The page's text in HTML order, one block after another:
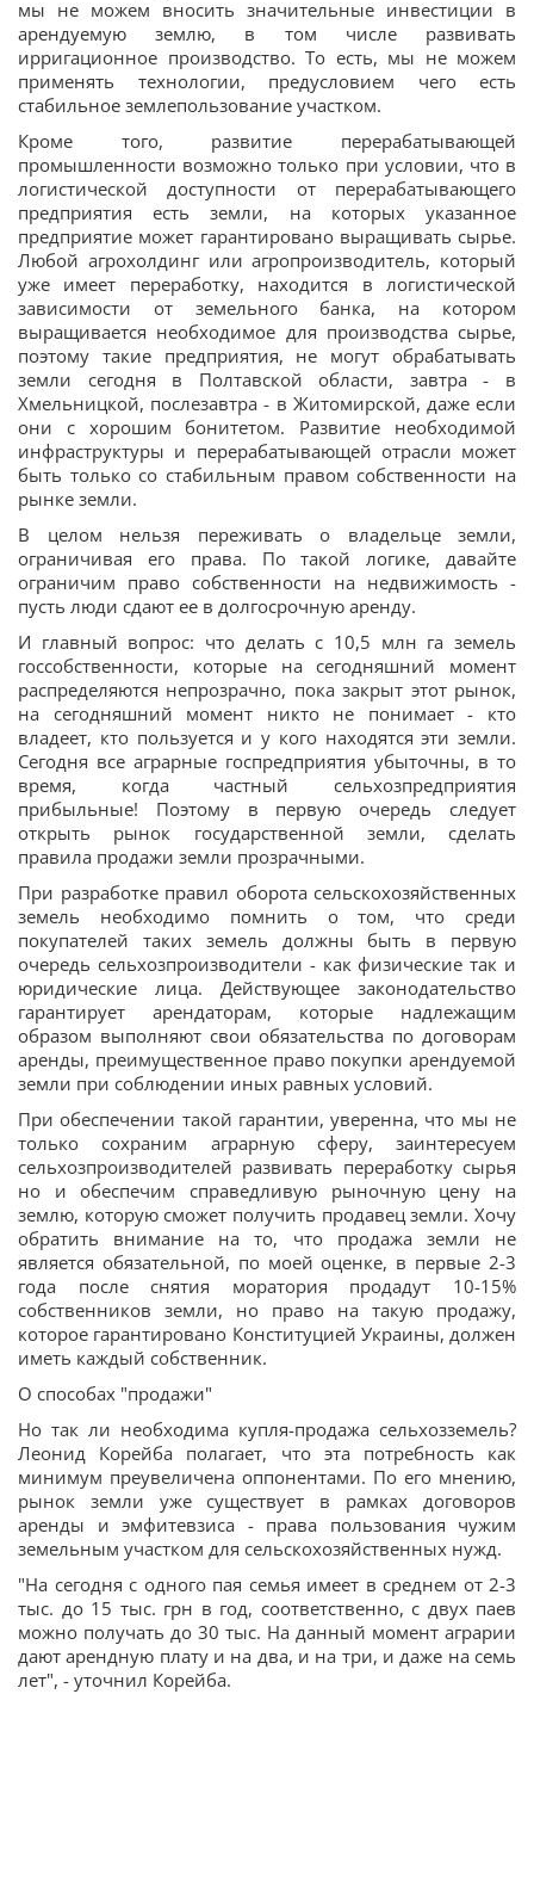
мы не можем вносить значительные инвестиции в
арендуемую землю, в том числе развивать
ирригационное производство. То есть, мы не можем
применять технологии, предусловием чего есть
стабильное землепользование участком.
Кроме того, развитие перерабатывающей
промышленности возможно только при условии, что в
логистической доступности от перерабатывающего
предприятия есть земли, на которых указанное
предприятие может гарантировано выращивать сырье.
Любой агрохолдинг или агропроизводитель, который
уже имеет переработку, находится в логистической
зависимости от земельного банка, на котором
выращивается необходимое для производства сырье,
поэтому такие предприятия, не могут обрабатывать
земли сегодня в Полтавской области, завтра - в
Хмельницкой, послезавтра - в Житомирской, даже если
они с хорошим бонитетом. Развитие необходимой
инфраструктуры и перерабатывающей отрасли может
быть только со стабильным правом собственности на
рынке земли.
В целом нельзя переживать о владельце земли,
ограничивая его права. По такой логике, давайте
ограничим право собственности на недвижимость -
пусть люди сдают ее в долгосрочную аренду.
И главный вопрос: что делать с 10,5 млн га земель
госсобственности, которые на сегодняшний момент
распределяются непрозрачно, пока закрыт этот рынок,
на сегодняшний момент никто не понимает - кто
владеет, кто пользуется и у кого находятся эти земли.
Сегодня все аграрные госпредприятия убыточны, в то
время, когда частный сельхозпредприятия
прибыльные! Поэтому в первую очередь следует
открыть рынок государственной земли, сделать
правила продажи земли прозрачными.
При разработке правил оборота сельскохозяйственных
земель необходимо помнить о том, что среди
покупателей таких земель должны быть в первую
очередь сельхозпроизводители - как физические так и
юридические лица. Действующее законодательство
гарантирует арендаторам, которые надлежащим
образом выполняют свои обязательства по договорам
аренды, преимущественное право покупки арендуемой
земли при соблюдении иных равных условий.
При обеспечении такой гарантии, уверенна, что мы не
только сохраним аграрную сферу, заинтересуем
сельхозпроизводителей развивать переработку сырья
но и обеспечим справедливую рыночную цену на
землю, которую сможет получить продавец земли. Хочу
обратить внимание на то, что продажа земли не
является обязательной, по моей оценке, в первые 2-3
года после снятия моратория продадут 10-15%
собственников земли, но право на такую продажу,
которое гарантировано Конституцией Украины, должен
иметь каждый собственник.
О способах "продажи"
Но так ли необходима куп­ля-продажа сельхозземель?
Леонид Корейба полагает, что эта потребность как
минимум преувеличена оппонентами. По его мнению,
рынок земли уже существует в рамках договоров
аренды и эмфитевзиса - права пользования чужим
земельным участком для сельскохозяйственных нужд.
"На сегодня с одного пая семья имеет в среднем от 2-3
тыс. до 15 тыс. грн в год, соответственно, с двух паев
можно получать до 30 тыс. На данный момент аграрии
дают арендную плату и на два, и на три, и даже на семь
лет", - уточнил Корейба.